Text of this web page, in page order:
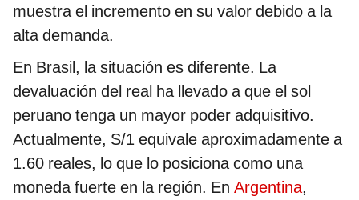
muestra el incremento en su valor debido a la
alta demanda.
En Brasil, la situación es diferente. La
devaluación del real ha llevado a que el sol
peruano tenga un mayor poder adquisitivo.
Actualmente, S/1 equivale aproximadamente a
1.60 reales, lo que lo posiciona como una
moneda fuerte en la región. En Argentina,